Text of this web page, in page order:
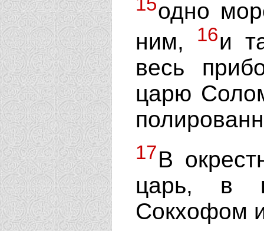
одно
ним,
16и
весь
царю
17В
царь, в
Сокхофом